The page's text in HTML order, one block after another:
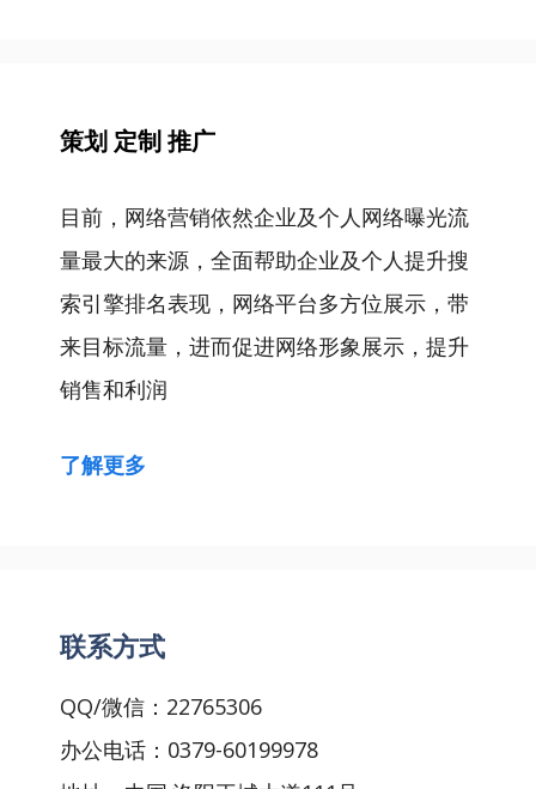
策划 定制 推广
目前，网络营销依然企业及个人网络曝光流
量最大的来源，全面帮助企业及个人提升搜
索引擎排名表现，网络平台多方位展示，带
来目标流量，进而促进网络形象展示，提升
销售和利润
了解更多
联系方式
QQ/微信：22765306
办公电话：0379-60199978